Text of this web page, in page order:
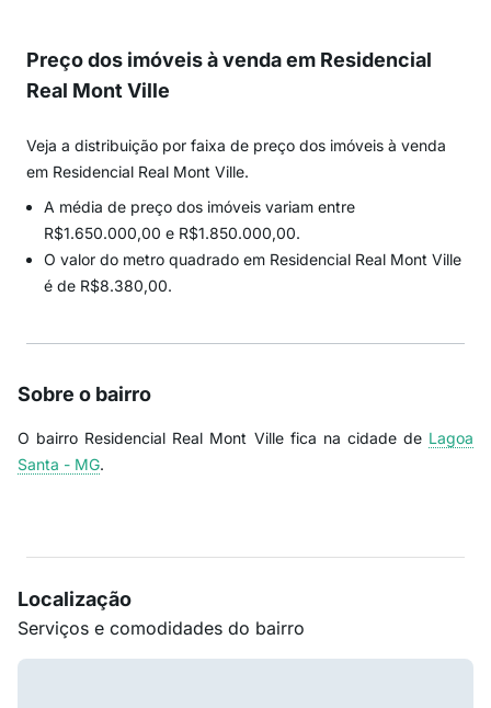
Preço dos imóveis à venda em Residencial
Real Mont Ville
Veja a distribuição por faixa de preço dos imóveis à venda
em Residencial Real Mont Ville.
A média de preço dos imóveis variam entre
R$1.650.000,00 e R$1.850.000,00.
O valor do metro quadrado em Residencial Real Mont Ville
é de R$8.380,00.
Sobre o bairro
O bairro Residencial Real Mont Ville fica na cidade de Lagoa
Santa - MG.
Localização
Serviços e comodidades do bairro